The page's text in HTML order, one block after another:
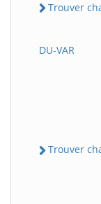
Trouver
DU-VAR
Trouver